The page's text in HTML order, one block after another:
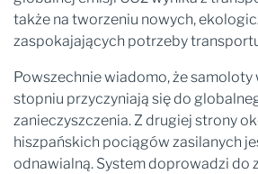
także na tworzeniu nowych,
zaspokajających potrzeby
Powszechnie wiadomo, że samoloty
stopniu przyczyniają się do
zanieczyszczenia. Z drugiej strony
hiszpańskich pociągów zasilanych
odnawialną. System doprowadzi do